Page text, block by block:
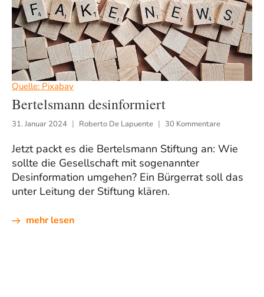
Quelle: Pixabay
Bertelsmann desinformiert
31. Januar 2024 Roberto De Lapuente 30 Kommentare
Jetzt packt es die Bertelsmann Stiftung an: Wie
sollte die Gesellschaft mit sogenannter
Desinformation umgehen? Ein Bürgerrat soll das
unter Leitung der Stiftung klären.
mehr lesen